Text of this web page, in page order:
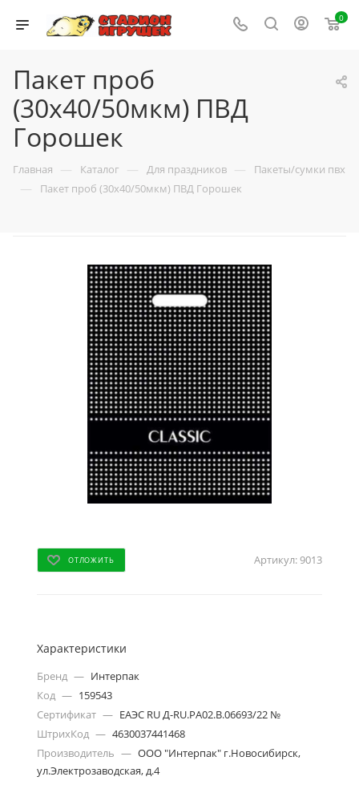
0
Пакет проб
(30х40/50мкм) ПВД
Горошек
Главная — Каталог — Для праздников — Пакеты/сумки пвх
— Пакет проб (30х40/50мкм) ПВД Горошек
ОТЛОЖИТЬ Артикул:9013
Характеристики
Бренд — Интерпак
Код — 159543
Сертификат — ЕАЭС RU Д-RU.PA02.B.06693/22 №
ШтрихКод — 4630037441468
Производитель — ООО "Интерпак" г.Новосибирск,
ул.Электрозаводская, д.4